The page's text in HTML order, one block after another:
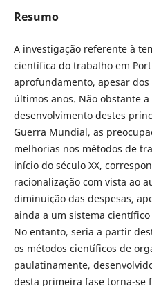
Resumo
A investigação referente à
científica do trabalho em
aprofundamento, apesar dos
últimos anos. Não obstante
desenvolvimento destes
Guerra Mundial, as
melhorias nos métodos de
início do século XX,
racionalização com vista ao
diminuição das despesas,
ainda a um sistema
No entanto, seria a partir
os métodos científicos de
paulatinamente,
desta primeira fase torna-se